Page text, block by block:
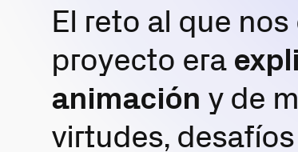
El reto al que
proyecto era
animación y de
virtudes,